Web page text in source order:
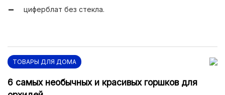
циферблат без стекла.
ТОВАРЫ ДЛЯ ДОМА
6 самых необычных и красивых горшков для